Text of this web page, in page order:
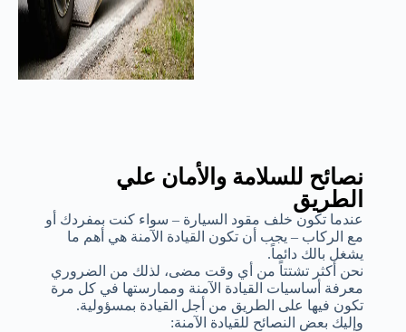
نصائح للسلامة والأمان علي
الطريق
عندما تكون خلف مقود السيارة – سواء كنت بمفردك أو
مع الركاب – يجب أن تكون القيادة الآمنة هي أهم ما
يشغل بالك دائماً.
نحن أكثر تشتتاً من أي وقت مضى، لذلك من الضروري
معرفة أساسيات القيادة الآمنة وممارستها في كل مرة
تكون فيها على الطريق من أجل القيادة بمسؤولية.
وإليك بعض النصائح للقيادة الآمنة: